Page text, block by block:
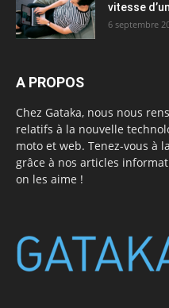
vitesse
6 septembre
A PROPOS
Chez Gataka, nous nous
relatifs à la nouvelle
moto et web. Tenez-vous à
grâce à nos articles
on les aime !